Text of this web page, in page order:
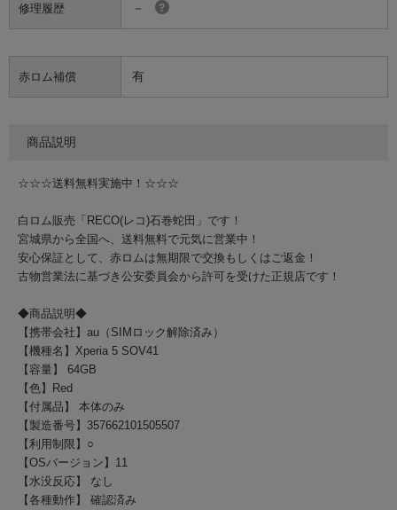
修理履歴 － ?
赤ロム補償 有
商品説明
☆☆☆送料無料実施中！☆☆☆
白ロム販売「RECO(レコ)石巻蛇田」です！
宮城県から全国へ、送料無料で元気に営業中！
安心保証として、赤ロムは無期限で交換もしくはご返金！
古物営業法に基づき公安委員会から許可を受けた正規店です！
◆商品説明◆
【携帯会社】au（SIMロック解除済み）
【機種名】Xperia 5 SOV41
【容量】 64GB
【色】Red
【付属品】 本体のみ
【製造番号】357662101505507
【利用制限】○
【OSバージョン】11
【水没反応】 なし
【各種動作】 確認済み